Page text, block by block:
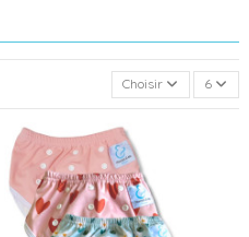
Choisir 6